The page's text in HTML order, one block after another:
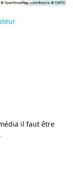
il faut être